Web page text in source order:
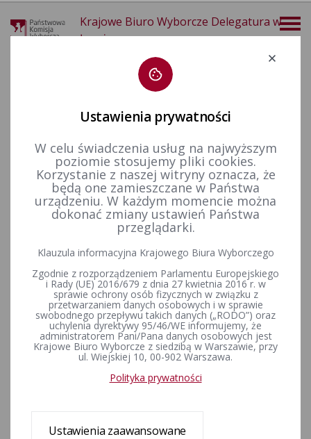
Krajowe Biuro Wyborcze Delegatura w
Łomży
Wybory do Sejmu i do Senatu
Wybory do Sejmu i do Senatu Rzeczypospolitej Polskiej 2023
Wybory do Sejmu i do Senatu Rzeczypospolitej Polskiej 2019
Wybory do Sejmu i do Senatu Rzeczypospolitej Polskiej 2015
Ustawienia prywatności
W celu świadczenia usług na najwyższym
poziomie stosujemy pliki cookies.
Korzystanie z naszej witryny oznacza, że
będą one zamieszczane w Państwa
urządzeniu. W każdym momencie można
dokonać zmiany ustawień Państwa
przeglądarki.
Klauzula informacyjna Krajowego Biura Wyborczego
Zgodnie z rozporządzeniem Parlamentu Europejskiego
i Rady (UE) 2016/679 z dnia 27 kwietnia 2016 r. w
sprawie ochrony osób fizycznych w związku z
przetwarzaniem danych osobowych i w sprawie
swobodnego przepływu takich danych („RODO”) oraz
uchylenia dyrektywy 95/46/WE informujemy, że
administratorem Pani/Pana danych osobowych jest
Krajowe Biuro Wyborcze z siedzibą w Warszawie, przy
ul. Wiejskiej 10, 00-902 Warszawa.
Polityka prywatności
Ustawienia zaawansowane